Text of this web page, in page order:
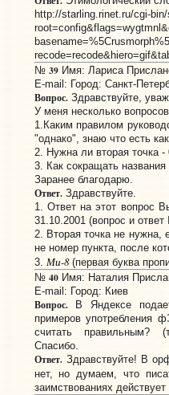
http://starling.rinet.ru/cgi-
№ 39Имя: Лариса
E-mail: Город: Санкт-
Вопрос.Здравствуйте,
У меня несколько
1.Каким правилом
"однако", знаю что есть
2. Нужна ли вторая точка -
3. Как сокращать
Заранее благодарю.
Ответ.Здравствуйте.
1. Ответ на этот вопрос
31.10.2001 (вопрос и
2. Вторая точка не нужна,
не номер пункта, после
3. Ми-8(первая буква
№ 40Имя: Наталия
E-mail: Город: Киев
Вопрос.В Яндексе
примеров употребления
считать правильным?
Спасибо.
Ответ.Здравствуйте! В
нет, но думаем, что
заимствованиях